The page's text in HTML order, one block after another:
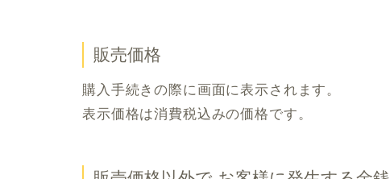
販売価格
購入手続きの際に画面に表示されます。
表示価格は消費税込みの価格です。